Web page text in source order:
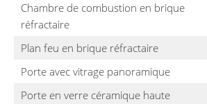
Chambre de combustion en brique
réfractaire
Plan feu en brique réfractaire
Porte avec vitrage panoramique
Porte en verre céramique haute